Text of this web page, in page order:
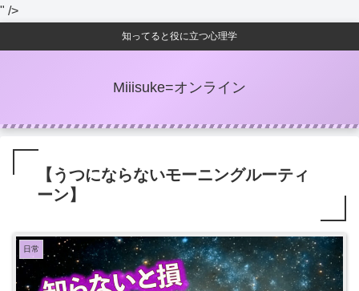
" />
知ってると役に立つ心理学
Miiisuke=オンライン
【うつにならないモーニングルーティ
ーン】
日常